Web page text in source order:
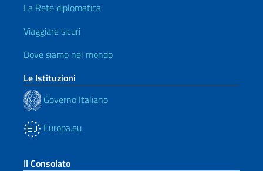
La Rete diplomatica
Viaggiare sicuri
Dove siamo nel mondo
Le Istituzioni
Governo Italiano
Europa.eu
Il Consolato